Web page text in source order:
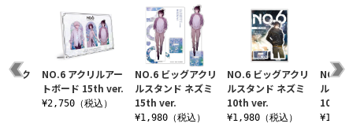
NO.6 ビッグアクリ
ルスタンド ネズミ
15th ver.
¥1,980（税込）
NO.6 ビッグアクリ
ルスタンド ネズミ
10th ver.
¥1,980（税込）
NO.6
ルスタ
10th
¥1,980
アク
NO.6 アクリルアー
トボード 15th ver.
¥2,750（税込）